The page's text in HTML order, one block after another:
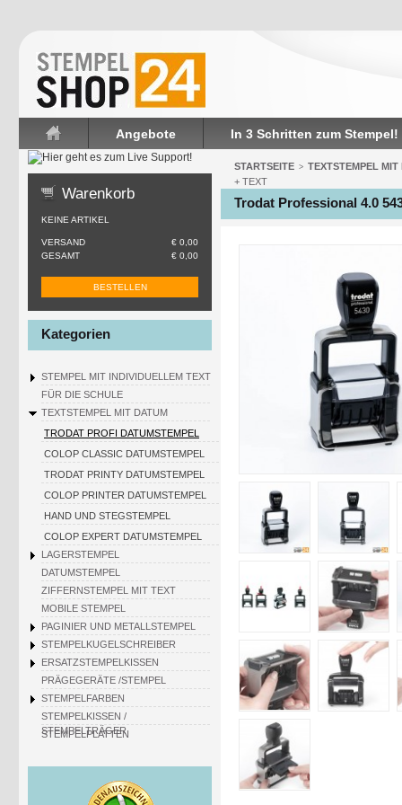
Startseite
Angebote In 3 Schritten zum Stempel!
Warenkorb
KEINE ARTIKEL
VERSAND
€ 0,00
GESAMT
€ 0,00
BESTELLEN
Kategorien
STEMPEL MIT INDIVIDUELLEM TEXT
FÜR DIE SCHULE
TEXTSTEMPEL MIT DATUM
TRODAT PROFI DATUMSTEMPEL
COLOP CLASSIC DATUMSTEMPEL
TRODAT PRINTY DATUMSTEMPEL
COLOP PRINTER DATUMSTEMPEL
HAND UND STEGSTEMPEL
COLOP EXPERT DATUMSTEMPEL
LAGERSTEMPEL
DATUMSTEMPEL
ZIFFERNSTEMPEL MIT TEXT
MOBILE STEMPEL
PAGINIER UND METALLSTEMPEL
STEMPELKUGELSCHREIBER
ERSATZSTEMPELKISSEN
PRÄGEGERÄTE /STEMPEL
STEMPELFARBEN
STEMPELKISSEN /
STEMPELTRÄGER
STEMPELPLATTEN
STARTSEITE > TEXTSTEMPEL MIT
+ TEXT
Trodat Professional 4.0